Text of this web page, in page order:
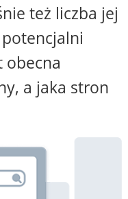
też liczba jej
obecna
a jaka stron